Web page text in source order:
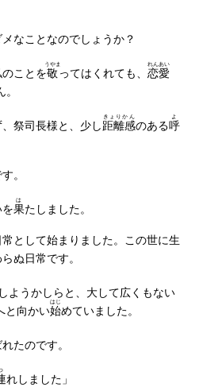
なことなのでしょうか？
ことを敬
うやま
ってはくれても、 恋愛
れんあい
祭司長様と、少し距離感
きょりかん
のある呼
よ
。
果
は
たしました。
として始まりました。この世に生
ぬ日常です。
ようかしらと、大して広くもない
と向かい始
はじ
めていました。
たのです。
れしました」